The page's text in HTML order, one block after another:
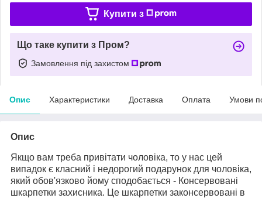
Купити з
Що таке купити з Пром?
Замовлення під захистом
Опис Характеристики Доставка Оплата Умови
Опис
Якщо вам треба привітати чоловіка, то у нас цей
випадок є класний і недорогий подарунок для чоловіка,
який обов'язково йому сподобається - Консервовані
шкарпетки захисника. Це шкарпетки законсервовані в